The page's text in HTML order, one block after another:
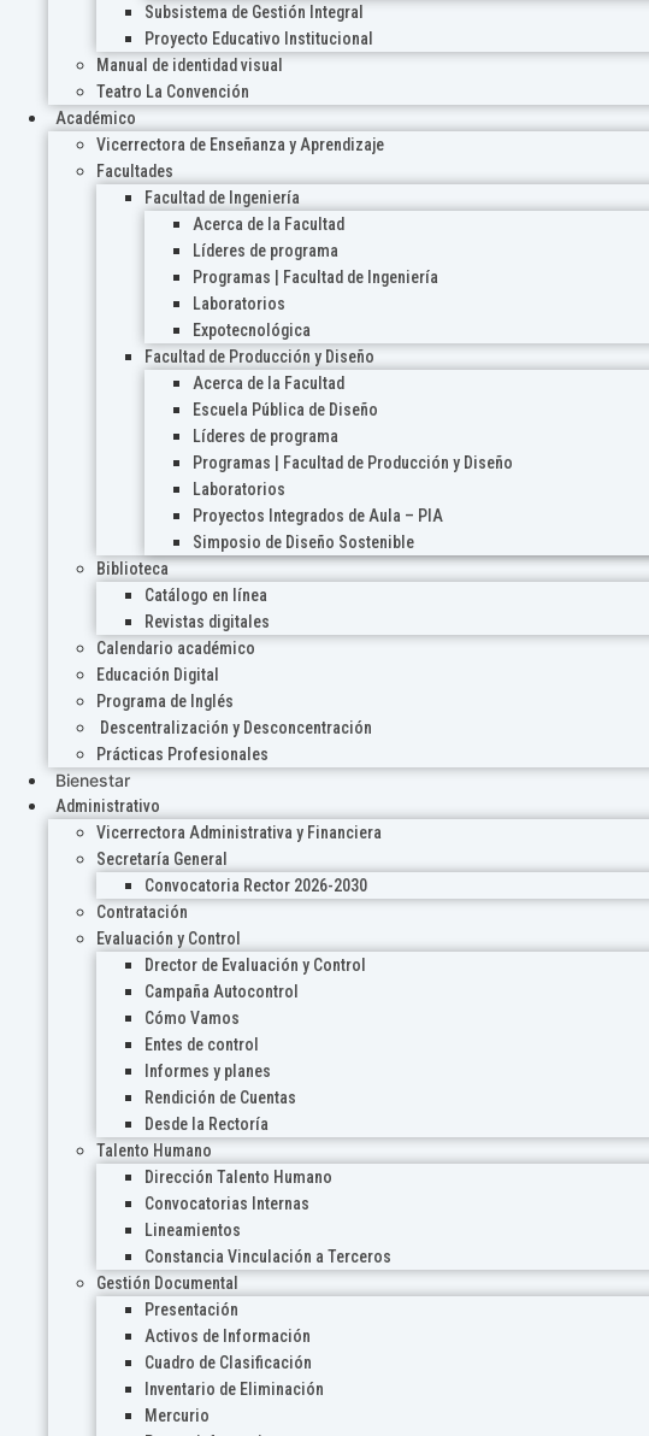
Subsistema de Gestión Integral
Proyecto Educativo Institucional
Manual de identidad visual
Teatro La Convención
Académico
Vicerrectora de Enseñanza y Aprendizaje
Facultades
Facultad de Ingeniería
Acerca de la Facultad
Líderes de programa
Programas | Facultad de Ingeniería
Laboratorios
Expotecnológica
Facultad de Producción y Diseño
Acerca de la Facultad
Escuela Pública de Diseño
Líderes de programa
Programas | Facultad de Producción y Diseño
Laboratorios
Proyectos Integrados de Aula – PIA
Simposio de Diseño Sostenible
Biblioteca
Catálogo en línea
Revistas digitales
Calendario académico
Educación Digital
Programa de Inglés
Descentralización y Desconcentración
Prácticas Profesionales
Bienestar
Administrativo
Vicerrectora Administrativa y Financiera
Secretaría General
Convocatoria Rector 2026-2030
Contratación
Evaluación y Control
Drector de Evaluación y Control
Campaña Autocontrol
Cómo Vamos
Entes de control
Informes y planes
Rendición de Cuentas
Desde la Rectoría
Talento Humano
Dirección Talento Humano
Convocatorias Internas
Lineamientos
Constancia Vinculación a Terceros
Gestión Documental
Presentación
Activos de Información
Cuadro de Clasificación
Inventario de Eliminación
Mercurio